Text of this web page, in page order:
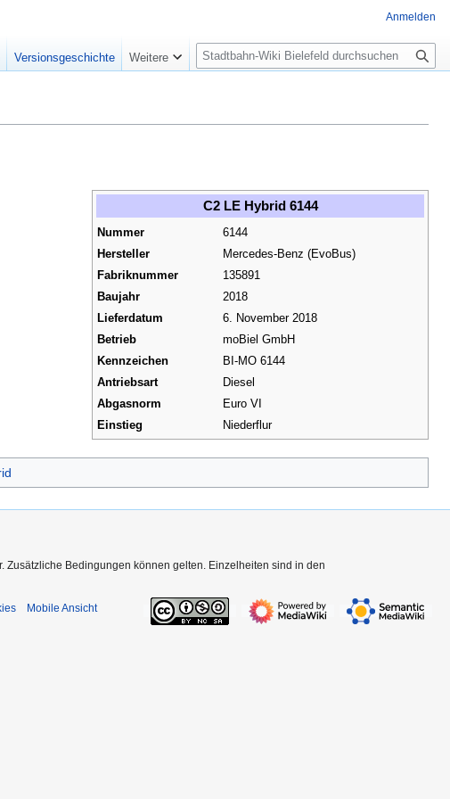
C2 LE Hybrid 6144
Nummer
6144
Hersteller
Mercedes-Benz (EvoBus)
Fabriknummer
135891
Baujahr
2018
Lieferdatum
6. November 2018
Betrieb
moBiel GmbH
Kennzeichen
BI-MO 6144
Antriebsart
Diesel
Abgasnorm
Euro VI
Einstieg
Niederflur
Anmelden
Versionsgeschichte Weitere
S
u
e
Zusätzliche Bedingungen können gelten. Einzelheiten sind in den
Mobile Ansicht